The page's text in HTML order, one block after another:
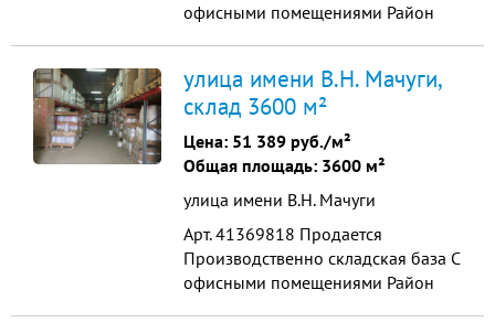
офисными помещениями Район
до 8 м Земельный участок 1 Га
Назначение промышленное. Для
эксплуатации промышленной базы
Участок и здания в собственности
улица имени В.Н. Мачуги,
склад 3600 м²
Цена: 51 389 руб./м²
Общая площадь: 3600 м²
улица имени В.Н. Мачуги
Арт. 41369818 Продается
Производственно складская база С
офисными помещениями Район